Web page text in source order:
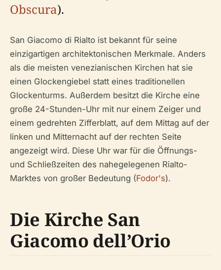
Obscura).
San Giacomo di Rialto ist bekannt für seine
einzigartigen architektonischen Merkmale. Anders
als die meisten venezianischen Kirchen hat sie
einen Glockengiebel statt eines traditionellen
Glockenturms. Außerdem besitzt die Kirche eine
große 24-Stunden-Uhr mit nur einem Zeiger und
einem gedrehten Zifferblatt, auf dem Mittag auf der
linken und Mitternacht auf der rechten Seite
angezeigt wird. Diese Uhr war für die Öffnungs-
und Schließzeiten des nahegelegenen Rialto-
Marktes von großer Bedeutung (Fodor's).
Die Kirche San
Giacomo dell’Orio